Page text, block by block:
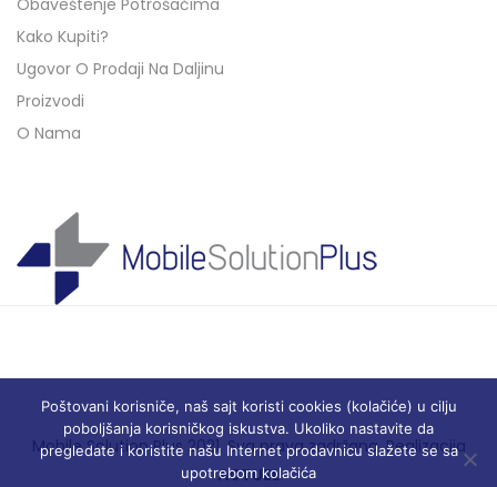
Obaveštenje Potrošačima
Kako Kupiti?
Ugovor O Prodaji Na Daljinu
Proizvodi
O Nama
Mobile Solution Plus 2021. Sva prava zadržana. Realizacija
ACTUEL
Poštovani korisniče, naš sajt koristi cookies (kolačiće) u cilju
poboljšanja korisničkog iskustva. Ukoliko nastavite da
pregledate i koristite našu Internet prodavnicu slažete se sa
upotrebom kolačića